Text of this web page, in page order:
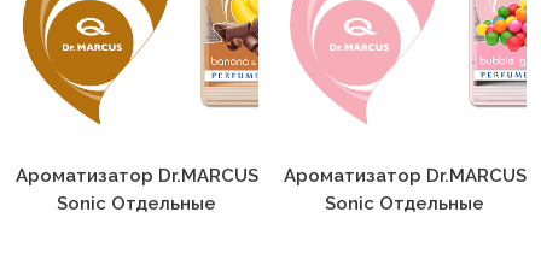
Sonic Отдельные
Ароматы
Sonic Отдельные
Ароматы Bubble Gum